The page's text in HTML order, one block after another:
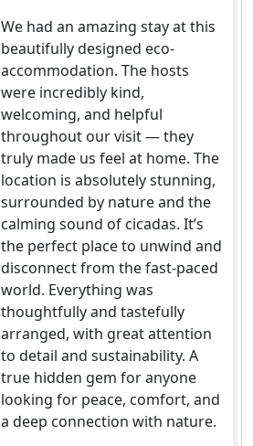
We had an amazing stay at this
beautifully designed eco-
accommodation. The hosts
were incredibly kind,
welcoming, and helpful
throughout our visit — they
truly made us feel at home. The
location is absolutely stunning,
surrounded by nature and the
calming sound of cicadas. It’s
the perfect place to unwind and
disconnect from the fast-paced
world. Everything was
thoughtfully and tastefully
arranged, with great attention
to detail and sustainability. A
true hidden gem for anyone
looking for peace, comfort, and
a deep connection with nature.